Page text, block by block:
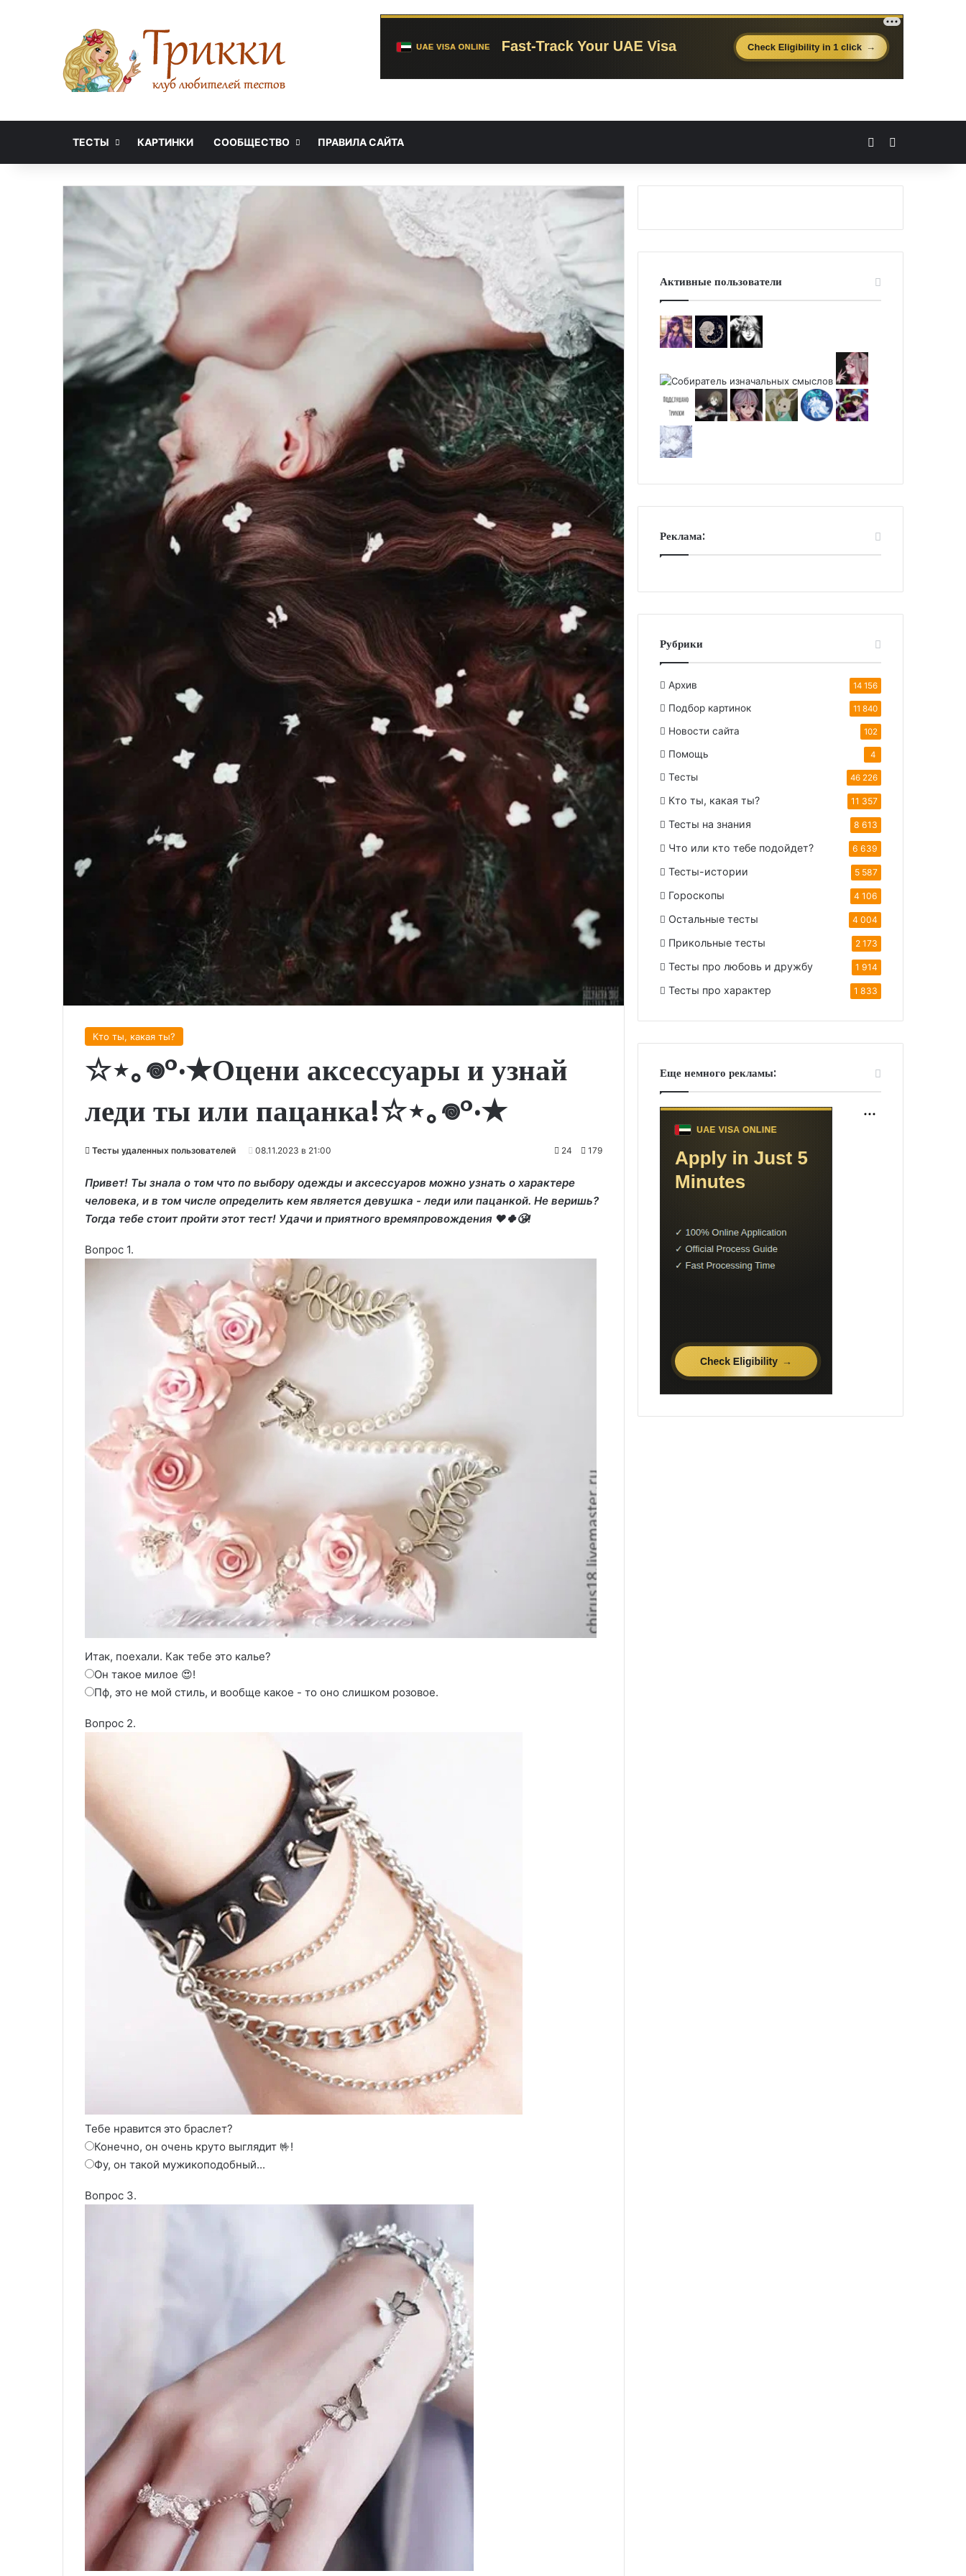
ТЕСТЫ КАРТИНКИ СООБЩЕСТВО ПРАВИЛА САЙТА Вход
Кто ты, какая ты?
☆⋆｡𖦹°‧★Оцени аксессуары и узнай
леди ты или пацанка!☆⋆｡𖦹°‧★
Тесты удаленных пользователей 08.11.2023 в 21:00 24 179
Привет! Ты знала о том что по выбору одежды и аксессуаров можно узнать о характере
человека, и в том числе определить кем является девушка - леди или пацанкой. Не веришь?
Тогда тебе стоит пройти этот тест! Удачи и приятного времяпровождения ❤🍀😘!
Вопрос 1.
Итак, поехали. Как тебе это калье?
Он такое милое 😍!
Пф, это не мой стиль, и вообще какое - то оно слишком розовое.
Вопрос 2.
Тебе нравится это браслет?
Конечно, он очень круто выглядит 🤟!
Фу, он такой мужикоподобный...
Вопрос 3.
Активные пользователи
Реклама:
Рубрики
Архив 14 156
Подбор картинок 11 840
Новости сайта 102
Помощь 4
Тесты 46 226
Кто ты, какая ты? 11 357
Тесты на знания 8 613
Что или кто тебе подойдет? 6 639
Тесты-истории 5 587
Гороскопы 4 106
Остальные тесты 4 004
Прикольные тесты 2 173
Тесты про любовь и дружбу 1 914
Тесты про характер 1 833
Еще немного рекламы: